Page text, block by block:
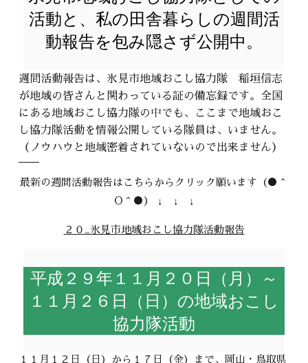
活動と、私の田舎暮らしの週間活
動報告を包み隠さず公開中。
週間活動報告は、氷見市地域おこし協力隊 稲垣信志
が地域の皆さんと関わっている証の備忘録です。全国
にある地域おこし協力隊の中でも、ここまで地域おこ
し協力隊活動を情報公開している隊員は、いません。
（ノウハウと地域密着されていないので出来ません）
最新の週間活動報告はこちらからクリック願います（●＾
O＾●）
↓ ↓ ↓
２０_氷見市地域おこし協力隊活動報告
平成２９年１１月２０日（月）～
１１月２６日（日）の地域おこし
協力隊活動
１１月１２日（日）から１７日（金）まで、岡山・鳥取県